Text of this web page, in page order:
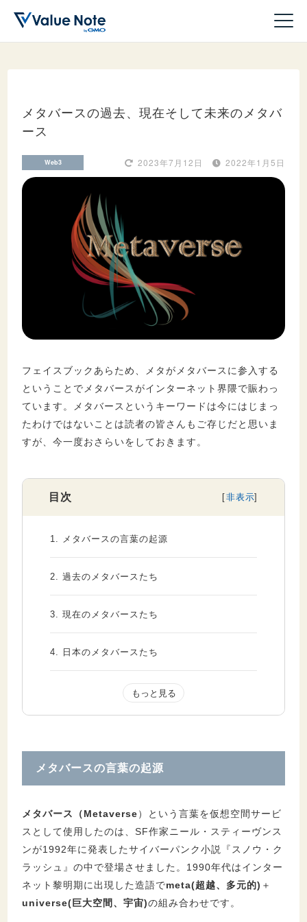
ドメイン
サーバー
ホームページ作成
セキュリティ
メタバースの過去、現在そして未来のメタバ
ース
2022年1月5日
2023年7月12日
Web3
フェイスブックあらため、メタがメタバースに参入する
ということでメタバースがインターネット界隈で賑わっ
ています。メタバースというキーワードは今にはじまっ
たわけではないことは読者の皆さんもご存じだと思いま
すが、今一度おさらいをしておきます。
目次
1. メタバースの言葉の起源
2. 過去のメタバースたち
3. 現在のメタバースたち
4. 日本のメタバースたち
未来のメタバース
メタバースの言葉の起源
メタバース（Metaverse）という言葉を仮想空間サービ
スとして使用したのは、SF作家ニール・スティーヴンス
ンが1992年に発表したサイバーパンク小説『スノウ・ク
ラッシュ』の中で登場させました。1990年代はインター
ネット黎明期に出現した造語でmeta(超越、多元的) ＋
universe(巨大空間、宇宙)の組み合わせです。